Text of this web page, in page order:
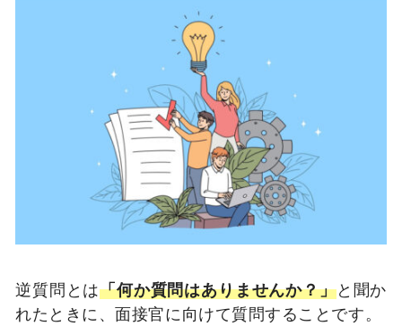
逆質問とは「何か質問はありませんか？」と聞か
れたときに、面接官に向けて質問することです。